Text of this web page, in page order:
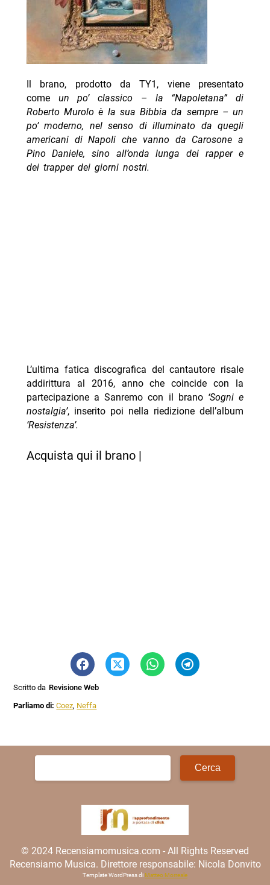
Il brano, prodotto da TY1, viene presentato
come un po’ classico – la “Napoletana” di
Roberto Murolo è la sua Bibbia da sempre – un
po’ moderno, nel senso di illuminato da quegli
americani di Napoli che vanno da Carosone a
Pino Daniele, sino all’onda lunga dei rapper e
dei trapper dei giorni nostri.
L’ultima fatica discografica del cantautore risale
addirittura al 2016, anno che coincide con la
partecipazione a Sanremo con il brano ‘Sogni e
nostalgia’, inserito poi nella riedizione dell’album
‘Resistenza’.
Acquista qui il brano |
Scritto da Revisione Web
Parliamo di:Coez, Neffa
Ricerca
© 2024 Recensiamomusica.com - All Rights Reserved
Recensiamo Musica. Direttore responsabile: Nicola Donvito
Template WordPress di Matteo Morreale